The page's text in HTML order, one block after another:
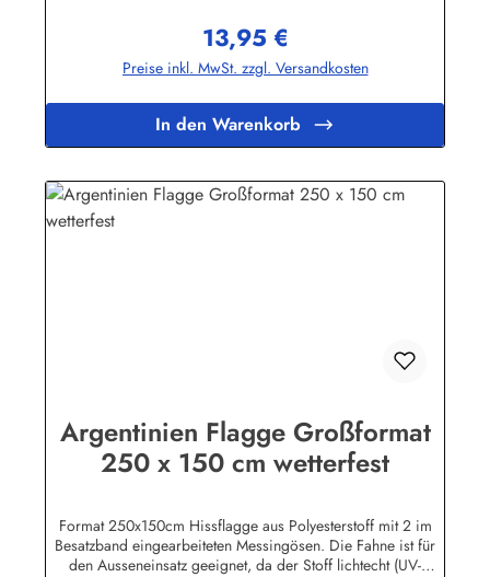
Wir führen eine große Auswahl an Länder- und
Sonderflaggen, XXL-Flaggen, Bootsflaggen und
Tischflaggen.Herstellerinformationen:Fahnen-Shop - Axel
Regulärer Preis:
13,95 €
Preise inkl. MwSt. zzgl. Versandkosten
In den Warenkorb
Argentinien Flagge Großformat
250 x 150 cm wetterfest
Format 250x150cm Hissflagge aus Polyesterstoff mit 2 im
Besatzband eingearbeiteten Messingösen. Die Fahne ist für
den Ausseneinsatz geeignet, da der Stoff lichtecht (UV-